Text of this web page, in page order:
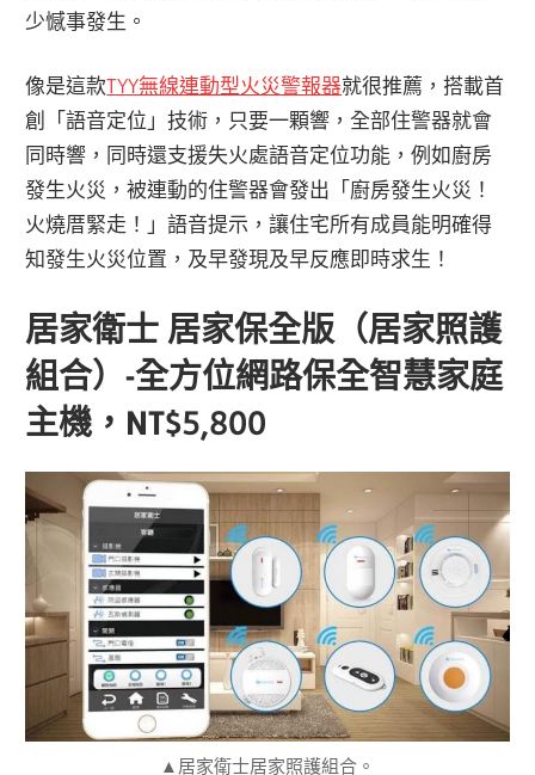
少憾事發生。
像是這款TYY無線連動型火災警報器就很推薦，搭載首
創「語音定位」技術，只要一顆響，全部住警器就會
同時響，同時還支援失火處語音定位功能，例如廚房
發生火災，被連動的住警器會發出「廚房發生火災！
火燒厝緊走！」語音提示，讓住宅所有成員能明確得
知發生火災位置，及早發現及早反應即時求生！
居家衛士 居家保全版（居家照護
組合）-全方位網路保全智慧家庭
主機，NT$5,800
▲居家衛士居家照護組合。